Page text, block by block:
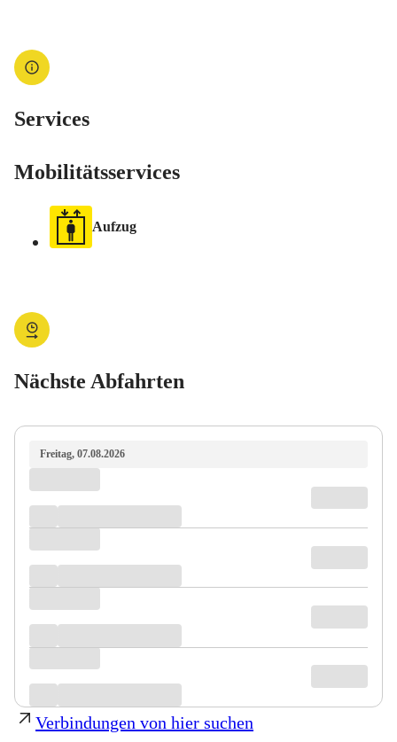
Services
Mobilitätsservices
Aufzug
Nächste Abfahrten
Freitag, 07.08.2026
Verbindungen von hier suchen